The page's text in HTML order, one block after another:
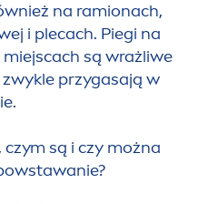
na ramionach,
i plecach. Piegi na
są wrażliwe
zwykle przygasają w
czym są i czy można